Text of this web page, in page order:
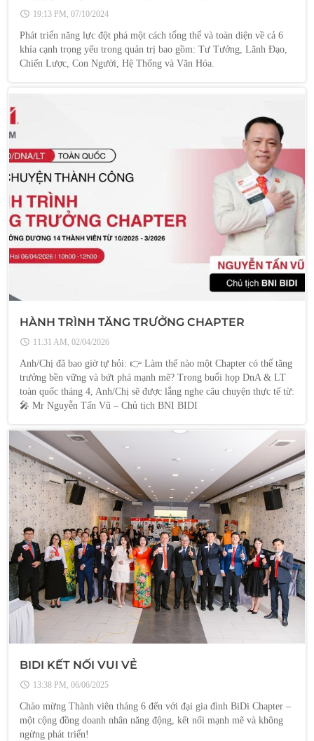
19:13 PM, 07/10/2024
Phát triển năng lực đột phá một cách tổng thể và toàn diện về cả 6
khía cạnh trọng yếu trong quản trị bao gồm: Tư Tưởng, Lãnh Đạo,
Chiến Lược, Con Người, Hệ Thống và Văn Hóa.
HÀNH TRÌNH TĂNG TRƯỞNG CHAPTER
11:31 AM, 02/04/2026
Anh/Chị đã bao giờ tự hỏi: 👉 Làm thế nào một Chapter có thể tăng
trưởng bền vững và bứt phá mạnh mẽ? Trong buổi họp DnA & LT
toàn quốc tháng 4, Anh/Chị sẽ được lắng nghe câu chuyện thực tế từ:
🎤 Mr Nguyễn Tấn Vũ – Chủ tịch BNI BIDI
BIDI KẾT NỐI VUI VẺ
13:38 PM, 06/06/2025
Chào mừng Thành viên tháng 6 đến với đại gia đình BiDi Chapter –
một cộng đồng doanh nhân năng động, kết nối mạnh mẽ và không
ngừng phát triển!